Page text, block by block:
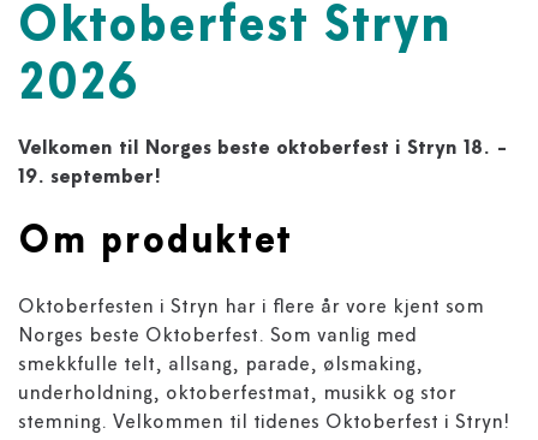
Oktoberfest Stryn
2026
Velkomen til Norges beste oktoberfest i Stryn 18. -
19. september!
Om produktet
Oktoberfesten i Stryn har i flere år vore kjent som
Norges beste Oktoberfest. Som vanlig med
smekkfulle telt, allsang, parade, ølsmaking,
underholdning, oktoberfestmat, musikk og stor
stemning. Velkommen til tidenes Oktoberfest i Stryn!